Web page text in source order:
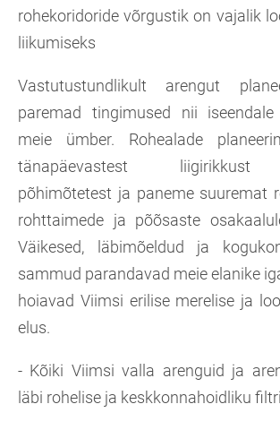
rohekoridoride võrgustik on vajalik
liikumiseks
Vastutustundlikult arengut
paremad tingimused nii
meie ümber. Rohealade
tänapäevastest liigirikkust
põhimõtetest ja paneme suuremat
rohttaimede ja põõsaste
Väikesed, läbimõeldud ja
sammud parandavad meie elanike
hoiavad Viimsi erilise merelise ja
elus.
- Kõiki Viimsi valla arenguid ja
läbi rohelise ja keskkonnahoidliku filtri